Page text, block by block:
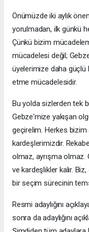
Önümüzde iki aylık
yorulmadan, ilk günkü
Çünkü bizim
mücadelesi değil;
üyelerimize daha
etme mücadelesidir.
Bu yolda sizlerden tek
Gebze'mize yakışan
geçirelim. Herkes bizim
kardeşlerimizdir.
olmaz, ayrışma olmaz.
ve kardeşlikler kalır.
bir seçim sürecinin
Resmi adaylığını
sonra da adaylığını